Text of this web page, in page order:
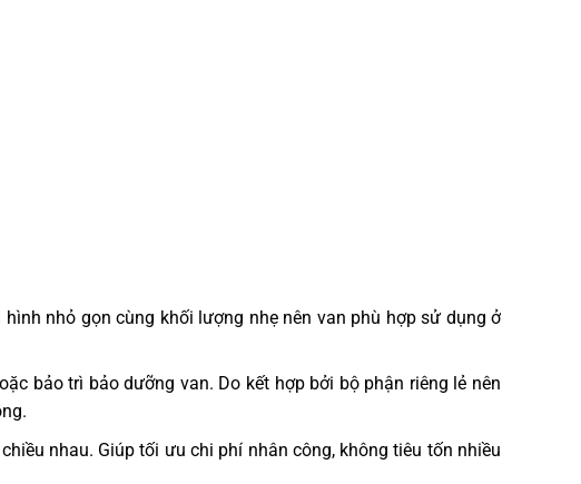
nhỏ gọn cùng khối lượng nhẹ nên van phù hợp sử dụng ở
bảo trì bảo dưỡng van. Do kết hợp bởi bộ phận riêng lẻ nên
nhau. Giúp tối ưu chi phí nhân công, không tiêu tốn nhiều